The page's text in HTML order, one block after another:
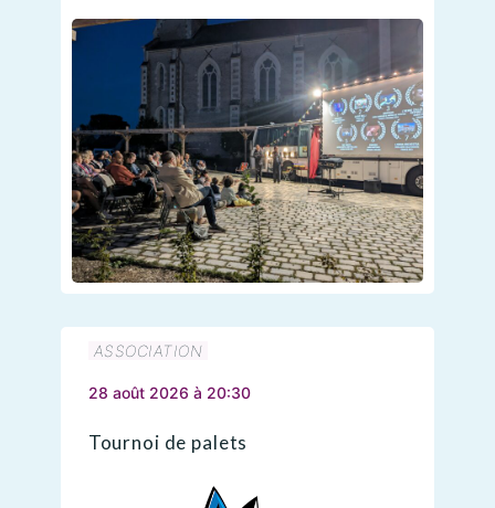
ASSOCIATION
28 août 2026 à 20:30
Tournoi de palets